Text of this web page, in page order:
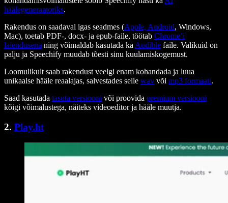
häälegeneraatoriks.
Rakendus on saadaval igas seadmes (Apple, Android, Windows,
Mac), toetab PDF-, docx- ja epub-faile, töötab Chrome’i
laiendusena ning võimaldab kasutada ka Audible faile. Valikuid on
palju ja Speechify muudab tõesti sinu kuulamiskogemust.
Loomulikult saab rakendust veelgi enam kohandada ja luua
unikaalse hääle reaalajas, salvestades selle wav või mp3 formaati.
Saad kasutada tasuta versiooni või proovida premium versiooni
kõigi võimalustega, näiteks videoeditor ja hääle muutja.
2. Play.ht